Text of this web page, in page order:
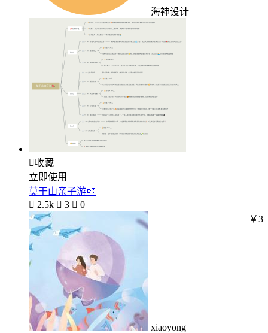
海神设计
收藏
立即使用
莫干山亲子游🍉
 2.5k  3  0
xiaoyong
￥3